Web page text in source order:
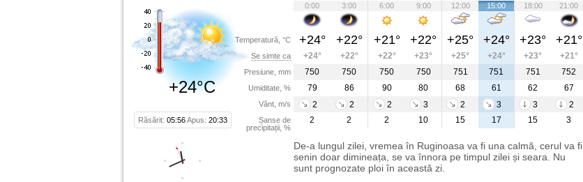
+24°C
Răsărit: 05:56Apus: 20:33
Temperatură, °C
Se simte ca
Presiune, mm
Umiditate, %
Vânt, m/s
Șanse de
precipitații, %
0:00 3:00 6:00 9:00 12:00 15:00 18:00 21:00
+24° +22° +21° +22° +25° +24° +23° +21°
+24° +22° +22° +23° +25° +24° +23°
+21°
750
750 750 750 751 751 751
752
79
86 90 80 68 61 62
67
2
2 2 3 2 3 3
2
2
2 2 10 15 17 15 3
De-a lungul zilei, vremea în Ruginoasa va fi una calmă, cerul va fi
senin doar dimineața, se va înnora pe timpul zilei și seara. Nu
sunt prognozate ploi în această zi.